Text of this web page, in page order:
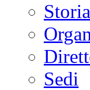
Storia
Sedi